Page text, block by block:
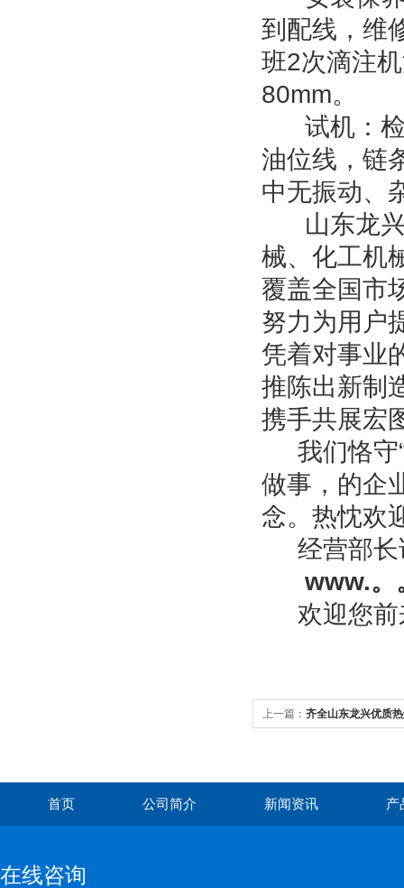
到配线，维
班2次滴注
80mm。
试机：检
油位线，链
中无振动、
山东龙兴
械、化工机
覆盖全国市
努力为用户
凭着对事业
推陈出新制
携手共展宏
我们恪守“
做事，的企
念。热忱欢
经营部长
www.
欢迎您前
上一篇： 齐全山东龙兴优质
首页 公司简介 新闻资讯 产
在线咨询